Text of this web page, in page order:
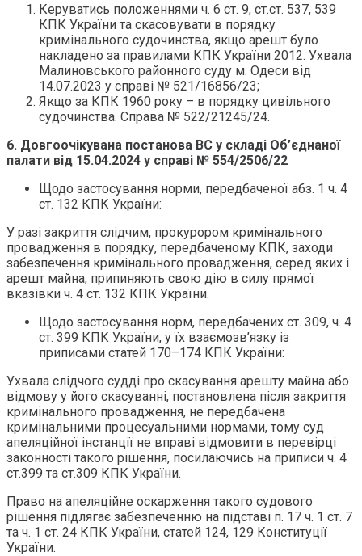
Керуватись положеннями ч. 6 ст. 9, ст.ст. 537, 539
КПК України та скасовувати в порядку
кримінального судочинства, якщо арешт було
накладено за правилами КПК України 2012. Ухвала
Малиновського районного суду м. Одеси від
14.07.2023 у справі № 521/16856/23;
Якщо за КПК 1960 року – в порядку цивільного
судочинства. Справа № 522/21245/24.
6. Довгоочікувана постанова ВС у складі Об’єднаної
палати від 15.04.2024 у справі № 554/2506/22
Щодо застосування норми, передбаченої абз. 1 ч. 4
ст. 132 КПК України:
У разі закриття слідчим, прокурором кримінального
провадження в порядку, передбаченому КПК, заходи
забезпечення кримінального провадження, серед яких і
арешт майна, припиняють свою дію в силу прямої
вказівки ч. 4 ст. 132 КПК України.
Щодо застосування норм, передбачених ст. 309, ч. 4
ст. 399 КПК України, у їх взаємозв’язку із
приписами статей 170–174 КПК України:
Ухвала слідчого судді про скасування арешту майна або
відмову у його скасуванні, постановлена після закриття
кримінального провадження, не передбачена
кримінальними процесуальними нормами, тому суд
апеляційної інстанції не вправі відмовити в перевірці
законності такого рішення, посилаючись на приписи ч. 4
ст.399 та ст.309 КПК України.
Право на апеляційне оскарження такого судового
рішення підлягає забезпеченню на підставі п. 17 ч. 1 ст. 7
та ч. 1 ст. 24 КПК України, статей 124, 129 Конституції
України.